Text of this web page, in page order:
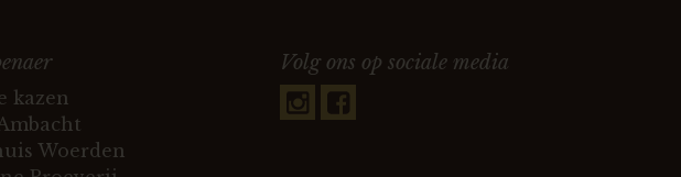
kazen
Woerden
Volg ons op sociale media